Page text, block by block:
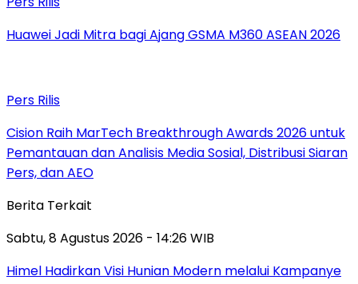
Huawei Jadi Mitra bagi Ajang GSMA M360 ASEAN 2026
Pers Rilis
Cision Raih MarTech Breakthrough Awards 2026 untuk
Pemantauan dan Analisis Media Sosial, Distribusi Siaran
Pers, dan AEO
Berita Terkait
Sabtu, 8 Agustus 2026 - 14:26 WIB
Himel Hadirkan Visi Hunian Modern melalui Kampanye